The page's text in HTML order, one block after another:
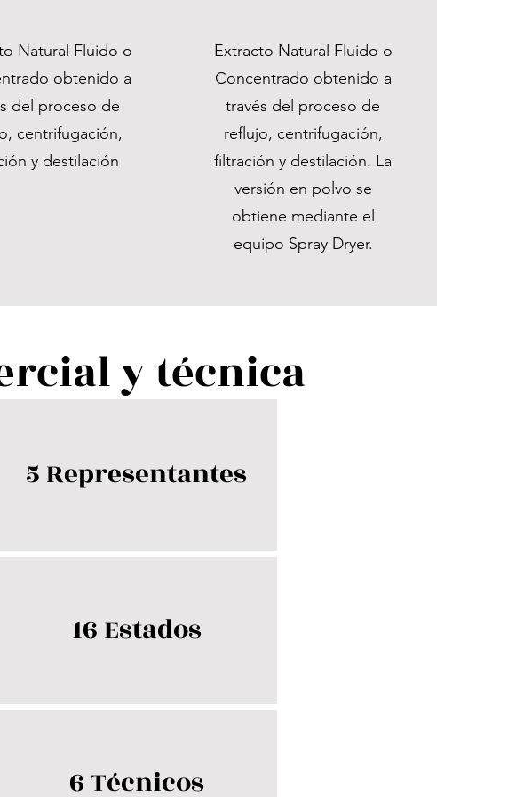
Natural Fluido o
obtenido a
del proceso de
centrifugación,
y destilación
Extracto Natural Fluido o
Concentrado obtenido a
través del proceso de
reflujo, centrifugación,
filtración y destilación. La
versión en polvo se
obtiene mediante el
equipo Spray Dryer.
y técnica
5 Representantes
16 Estados
6 Técnicos